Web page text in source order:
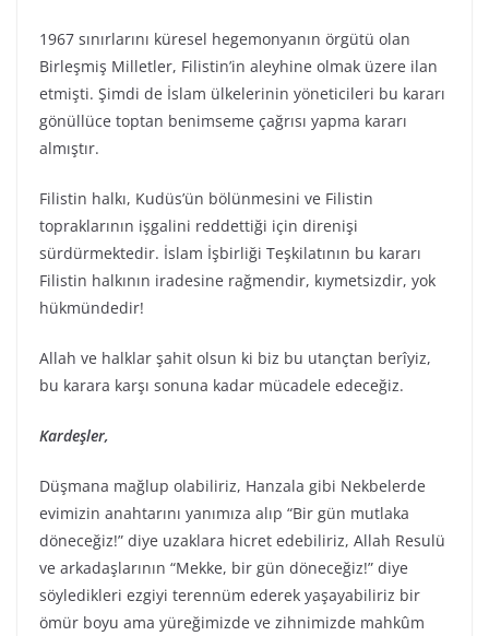
1967 sınırlarını küresel hegemonyanın örgütü olan
Birleşmiş Milletler, Filistin’in aleyhine olmak üzere ilan
etmişti. Şimdi de İslam ülkelerinin yöneticileri bu kararı
gönüllüce toptan benimseme çağrısı yapma kararı
almıştır.
Filistin halkı, Kudüs’ün bölünmesini ve Filistin
topraklarının işgalini reddettiği için direnişi
sürdürmektedir. İslam İşbirliği Teşkilatının bu kararı
Filistin halkının iradesine rağmendir, kıymetsizdir, yok
hükmündedir!
Allah ve halklar şahit olsun ki biz bu utançtan berîyiz,
bu karara karşı sonuna kadar mücadele edeceğiz.
Kardeşler,
Düşmana mağlup olabiliriz, Hanzala gibi Nekbelerde
evimizin anahtarını yanımıza alıp “Bir gün mutlaka
döneceğiz!” diye uzaklara hicret edebiliriz, Allah Resulü
ve arkadaşlarının “Mekke, bir gün döneceğiz!” diye
söyledikleri ezgiyi terennüm ederek yaşayabiliriz bir
ömür boyu ama yüreğimizde ve zihnimizde mahkûm